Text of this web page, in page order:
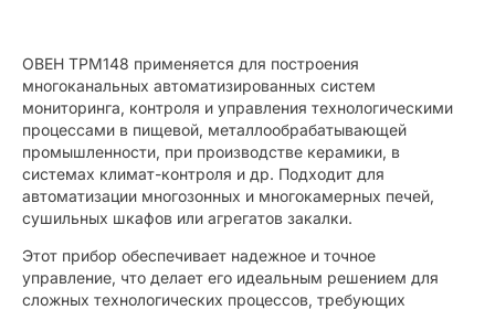
ОВЕН ТРМ148 применяется для построения
многоканальных автоматизированных систем
мониторинга, контроля и управления технологическими
процессами в пищевой, металлообрабатывающей
промышленности, при производстве керамики, в
системах климат-контроля и др. Подходит для
автоматизации многозонных и многокамерных печей,
сушильных шкафов или агрегатов закалки.
Этот прибор обеспечивает надежное и точное
управление, что делает его идеальным решением для
сложных технологических процессов, требующих